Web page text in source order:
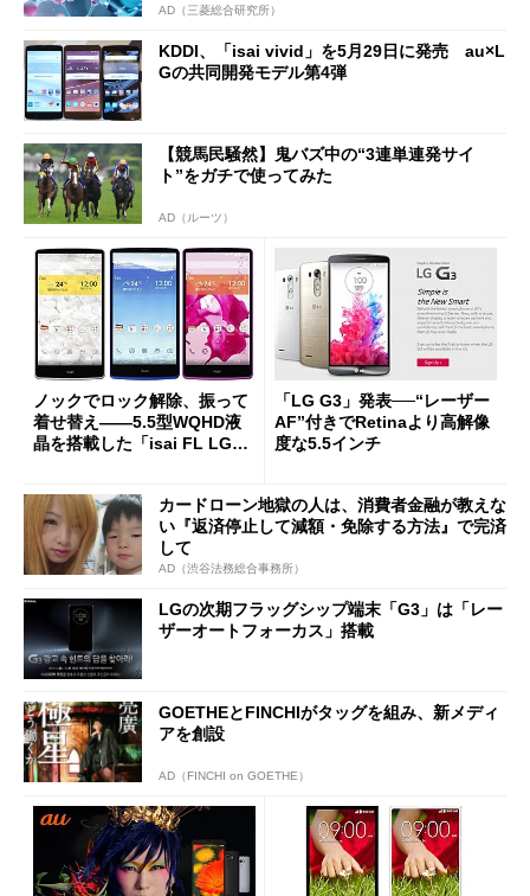
AD（三菱総合研究所）
KDDI、「isai vivid」を5月29日に発売 au×L
Gの共同開発モデル第4弾
【競馬民騒然】鬼バズ中の“3連単連発サイ
ト”をガチで使ってみた
AD（ルーツ）
ノックでロック解除、振って
着せ替え――5.5型WQHD液
晶を搭載した「isai FL LGL2
「LG G3」発表──“レーザー
AF”付きでRetinaより高解像
度な5.5インチ
カードローン地獄の人は、消費者金融が教えな
い『返済停止して減額・免除する方法』で完済
して
AD（渋谷法務総合事務所）
LGの次期フラッグシップ端末「G3」は「レー
ザーオートフォーカス」搭載
GOETHEとFINCHIがタッグを組み、新メディ
アを創設
AD（FINCHI on GOETHE）